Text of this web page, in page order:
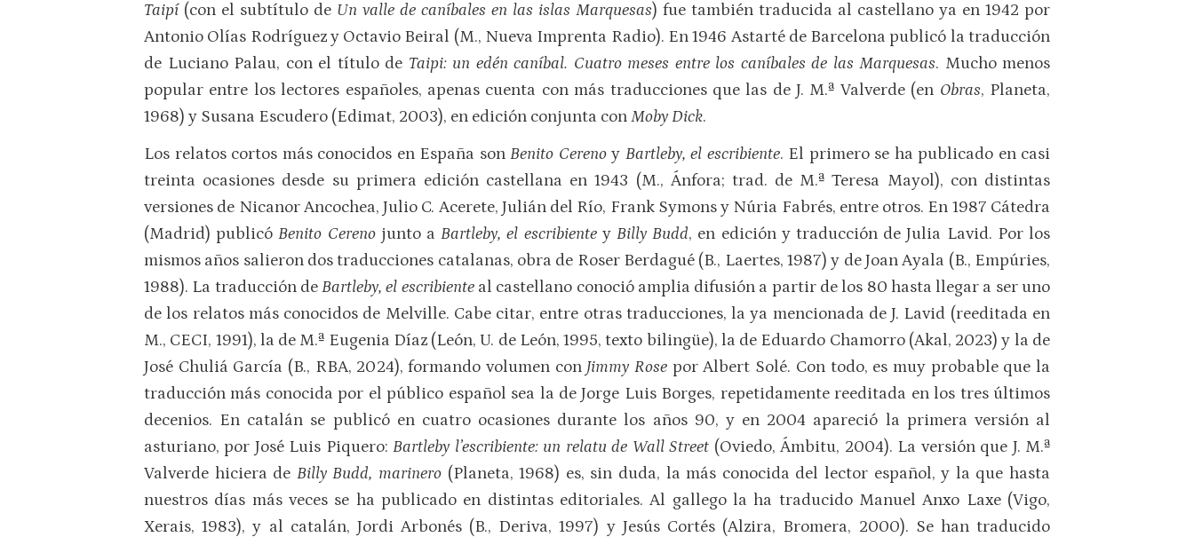
Taipí (con el subtítulo de Un valle de caníbales en las islas Marquesas) fue también traducida al castellano ya en 1942 por
Antonio Olías Rodríguez y Octavio Beiral (M., Nueva Imprenta Radio). En 1946 Astarté de Barcelona publicó la traducción
de Luciano Palau, con el título de Taipi: un edén caníbal. Cuatro meses entre los caníbales de las Marquesas. Mucho menos
popular entre los lectores españoles, apenas cuenta con más traducciones que las de J. M.ª Valverde (en Obras, Planeta,
1968) y Susana Escudero (Edimat, 2003), en edición conjunta conMoby Dick.
Los relatos cortos más conocidos en España son Benito Cereno y Bartleby, el escribiente. El primero se ha publicado en casi
treinta ocasiones desde su primera edición castellana en 1943 (M., Ánfora; trad. de M.ª Teresa Mayol), con distintas
versiones de Nicanor Ancochea, Julio C. Acerete, Julián del Río, Frank Symons y Núria Fabrés, entre otros. En 1987 Cátedra
(Madrid) publicóBenito Cereno junto aBartleby, el escribiente yBilly Budd, en edición y traducción de Julia Lavid. Por los
mismos años salieron dos traducciones catalanas, obra de Roser Berdagué (B., Laertes, 1987) y de Joan Ayala (B., Empúries,
1988). La traducción deBartleby, el escribiente al castellano conoció amplia difusión a partir de los 80 hasta llegar a ser uno
de los relatos más conocidos de Melville. Cabe citar, entre otras traducciones, la ya mencionada de J. Lavid (reeditada en
M., CECI, 1991), la de M.ª Eugenia Díaz (León, U. de León, 1995, texto bilingüe), la de Eduardo Chamorro (Akal, 2023) y la de
José Chuliá García (B., RBA, 2024), formando volumen con Jimmy Rose por Albert Solé. Con todo, es muy probable que la
traducción más conocida por el público español sea la de Jorge Luis Borges, repetidamente reeditada en los tres últimos
decenios. En catalán se publicó en cuatro ocasiones durante los años 90, y en 2004 apareció la primera versión al
asturiano, por José Luis Piquero:Bartleby l’escribiente: un relatu de Wall Street (Oviedo, Ámbitu, 2004). La versión que J. M.ª
Valverde hiciera de Billy Budd, marinero (Planeta, 1968) es, sin duda, la más conocida del lector español, y la que hasta
nuestros días más veces se ha publicado en distintas editoriales. Al gallego la ha traducido Manuel Anxo Laxe (Vigo,
Xerais, 1983), y al catalán, Jordi Arbonés (B., Deriva, 1997) y Jesús Cortés (Alzira, Bromera, 2000). Se han traducido